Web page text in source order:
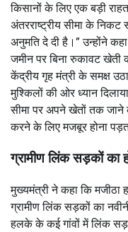
किसानों के लिए एक बड़ी
अंतरराष्ट्रीय सीमा के
अनुमति दे दी है।” उन्होंने
जमीन पर बिना रुकावट खेती
केंद्रीय गृह मंत्री के समक्ष
मुश्किलों की ओर ध्यान
सीमा पर अपने खेतों तक जाने
करने के लिए मजबूर होना
ग्रामीण लिंक सड़कों का
मुख्यमंत्री ने कहा कि
ग्रामीण लिंक सड़कों का
हलके के कई गांवों में लिंक